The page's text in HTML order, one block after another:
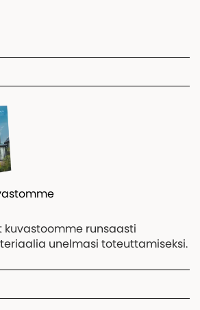
kuvastoomme runsaasti
unelmasi toteuttamiseksi.